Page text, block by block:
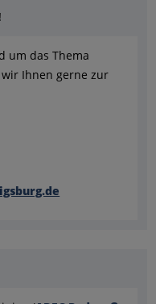
um das Thema
Ihnen gerne zur